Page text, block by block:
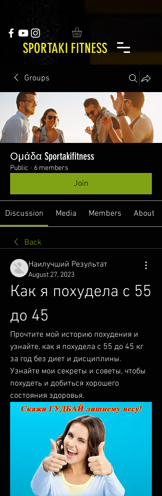
SPORTAKI FITNESS
Groups
Ομάδα Sportakifitness
Public · 6 members
Join
Discussion Media Members About
Back
Наилучший Результат
August 27, 2023
Как я похудела с 55
до 45
Прочтите мой историю похудения и
узнайте, как я похудела с 55 до 45 кг
за год без диет и дисциплины.
Узнайте мои секреты и советы, чтобы
похудеть и добиться хорошего
состояния здоровья.